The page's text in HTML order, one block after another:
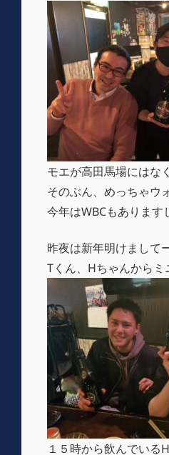
モエが高田馬場にはな
そのぶん、めっちゃウ
今年はWBCもありま
昨夜は新年明けまして
Tくん、Hちゃんから
１５時から飲んでいる